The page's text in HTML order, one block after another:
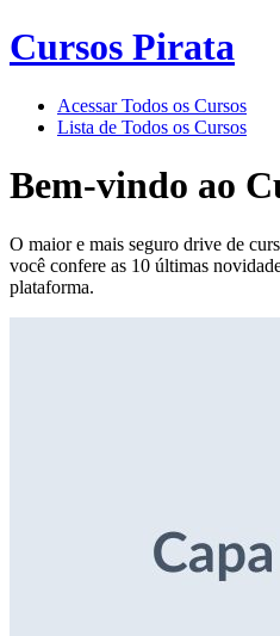
Cursos Pirata
Acessar Todos os Cursos
Lista de Todos os Cursos
Bem-vindo ao
O maior e mais seguro drive de
você confere as 10 últimas
plataforma.